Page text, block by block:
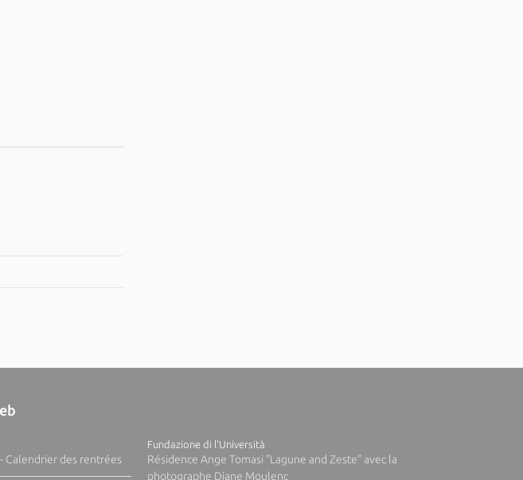
Calendrier des rentrées
Fundazione di l'Università
Résidence Ange Tomasi "Lagune and Zeste" avec la
photographe Diane Moulenc